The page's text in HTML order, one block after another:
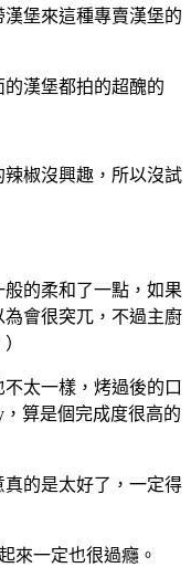
堡來這種專賣漢堡的
漢堡都拍的超醜的
椒沒興趣，所以沒試
的柔和了一點，如果
會很突兀，不過主廚
太一樣，烤過後的口
算是個完成度很高的
的是太好了，一定得
來一定也很過癮。